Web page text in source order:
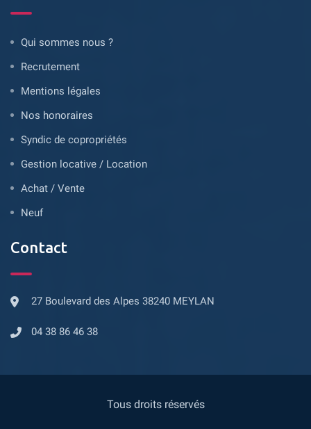
Qui sommes nous ?
Recrutement
Mentions légales
Nos honoraires
Syndic de copropriétés
Gestion locative / Location
Achat / Vente
Neuf
Contact
27 Boulevard des Alpes 38240 MEYLAN
04 38 86 46 38
Tous droits réservés